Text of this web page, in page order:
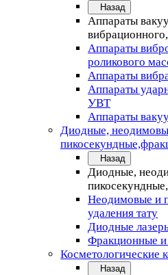
Назад
Аппараты
Аппараты
роликового
Аппараты
Аппараты
УВТ
Аппараты
Диодные,
Назад
Диодные,
Неодимовые и
удаления тату
Диодные
Фракционные и
Косметологические
Назад